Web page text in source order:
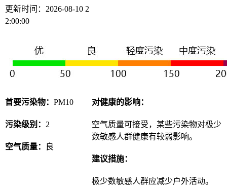
更新时间： 2026-08-10 2
2:00:00
首要污染物： PM10
污染级别： 2
空气质量： 良
对健康的影响：
空气质量可接受，某些污染物对极少
数敏感人群健康有较弱影响。
建议措施：
极少数敏感人群应减少户外活动。